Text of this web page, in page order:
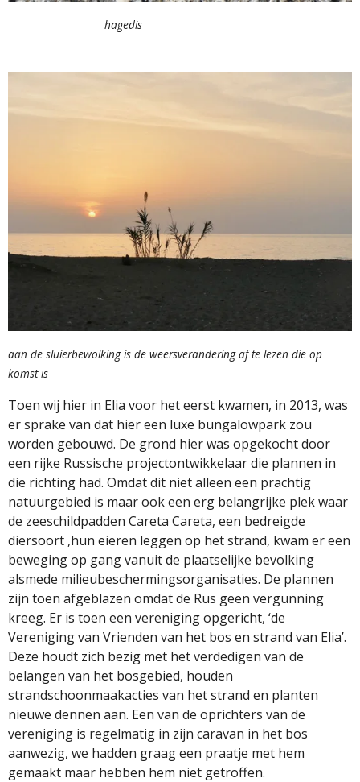
hagedis
aan de sluierbewolking is de weersverandering af te lezen die op
komst is
Toen wij hier in Elia voor het eerst kwamen, in 2013, was
er sprake van dat hier een luxe bungalowpark zou
worden gebouwd. De grond hier was opgekocht door
een rijke Russische projectontwikkelaar die plannen in
die richting had. Omdat dit niet alleen een prachtig
natuurgebied is maar ook een erg belangrijke plek waar
de zeeschildpadden Careta Careta, een bedreigde
diersoort ,hun eieren leggen op het strand, kwam er een
beweging op gang vanuit de plaatselijke bevolking
alsmede milieubeschermingsorganisaties. De plannen
zijn toen afgeblazen omdat de Rus geen vergunning
kreeg. Er is toen een vereniging opgericht, ‘de
Vereniging van Vrienden van het bos en strand van Elia’.
Deze houdt zich bezig met het verdedigen van de
belangen van het bosgebied, houden
strandschoonmaakacties van het strand en planten
nieuwe dennen aan. Een van de oprichters van de
vereniging is regelmatig in zijn caravan in het bos
aanwezig, we hadden graag een praatje met hem
gemaakt maar hebben hem niet getroffen.